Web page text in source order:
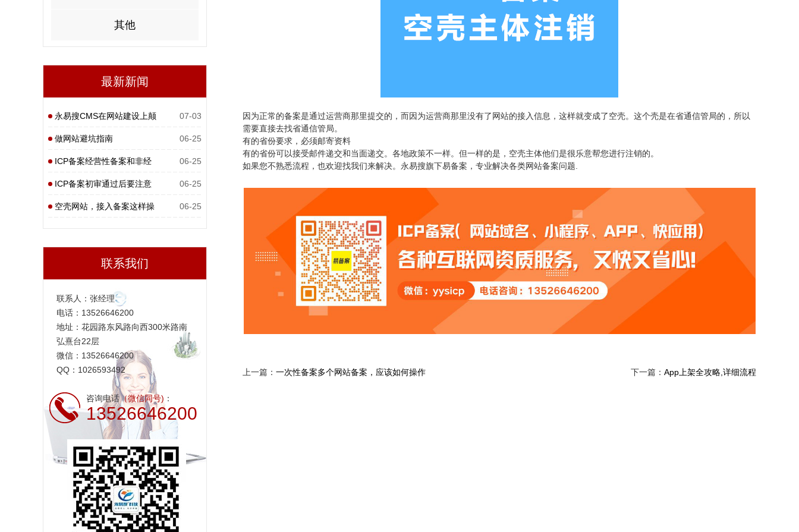
其他
最新新闻
永易搜CMS在网站建设上颠
覆性
07-03
做网站避坑指南 06-25
ICP备案经营性备案和非经
营性
06-25
ICP备案初审通过后要注意
什么
06-25
空壳网站，接入备案这样操 06-25
联系我们
联系人：张经理
电话：13526646200
地址：花园路东风路向西300米路南
弘熹台22层
微信：13526646200
QQ：1026593492
咨询电话（微信同号) ：
13526646200
因为正常的备案是通过运营商那里提交的，而因为运营商那里没有了网站的接入信息，这样就变成了空壳。这个壳是在省通信管局的，所以
需要直接去找省通信管局。
有的省份要求，必须邮寄资料
有的省份可以接受邮件递交和当面递交。各地政策不一样。但一样的是，空壳主体他们是很乐意帮您进行注销的。
如果您不熟悉流程，也欢迎找我们来解决。永易搜旗下易备案，专业解决各类网站备案问题.
上一篇： 一次性备案多个网站备案，应该如何操作 下一篇： App上架全攻略,详细流程